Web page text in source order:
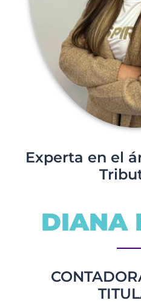
Experta en el
DIANA